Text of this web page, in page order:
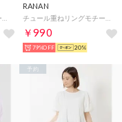
RANAN
￥990
79%OFF 20%
予約